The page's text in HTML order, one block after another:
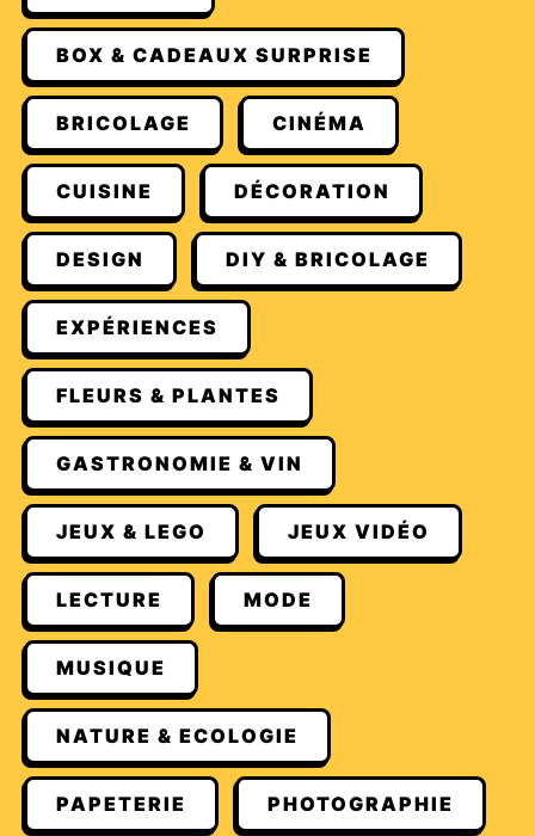
BOX & CADEAUX SURPRISE
BRICOLAGE CINÉMA
CUISINE DÉCORATION
DESIGN DIY & BRICOLAGE
EXPÉRIENCES
FLEURS & PLANTES
GASTRONOMIE & VIN
JEUX & LEGO JEUX VIDÉO
LECTURE MODE
MUSIQUE
NATURE & ECOLOGIE
PAPETERIE PHOTOGRAPHIE